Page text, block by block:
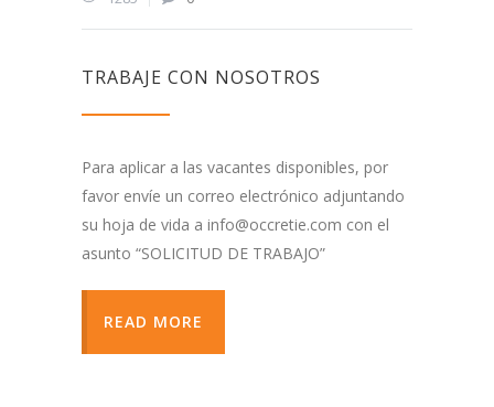
TRABAJE CON NOSOTROS
Para aplicar a las vacantes disponibles, por
favor envíe un correo electrónico adjuntando
su hoja de vida a info@occretie.com con el
asunto “SOLICITUD DE TRABAJO”
READ MORE